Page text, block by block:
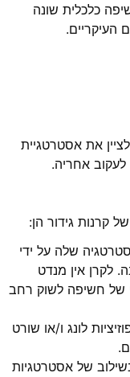
כלכלית שונה
העיקריים.
את אסטרטגיית
אחריה.
קרנות גידור הן:
שלה על ידי
לקרן אין מנדט
של חשיפה לשוק רחב
לונג ו/או שורט
של אסטרטגיות